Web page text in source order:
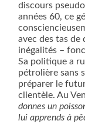
discours
années 60, ce
avec des tas
inégalités –
Sa politique a
pétrolière sans
préparer le
clientèle. Au
donnes un
lui apprends à